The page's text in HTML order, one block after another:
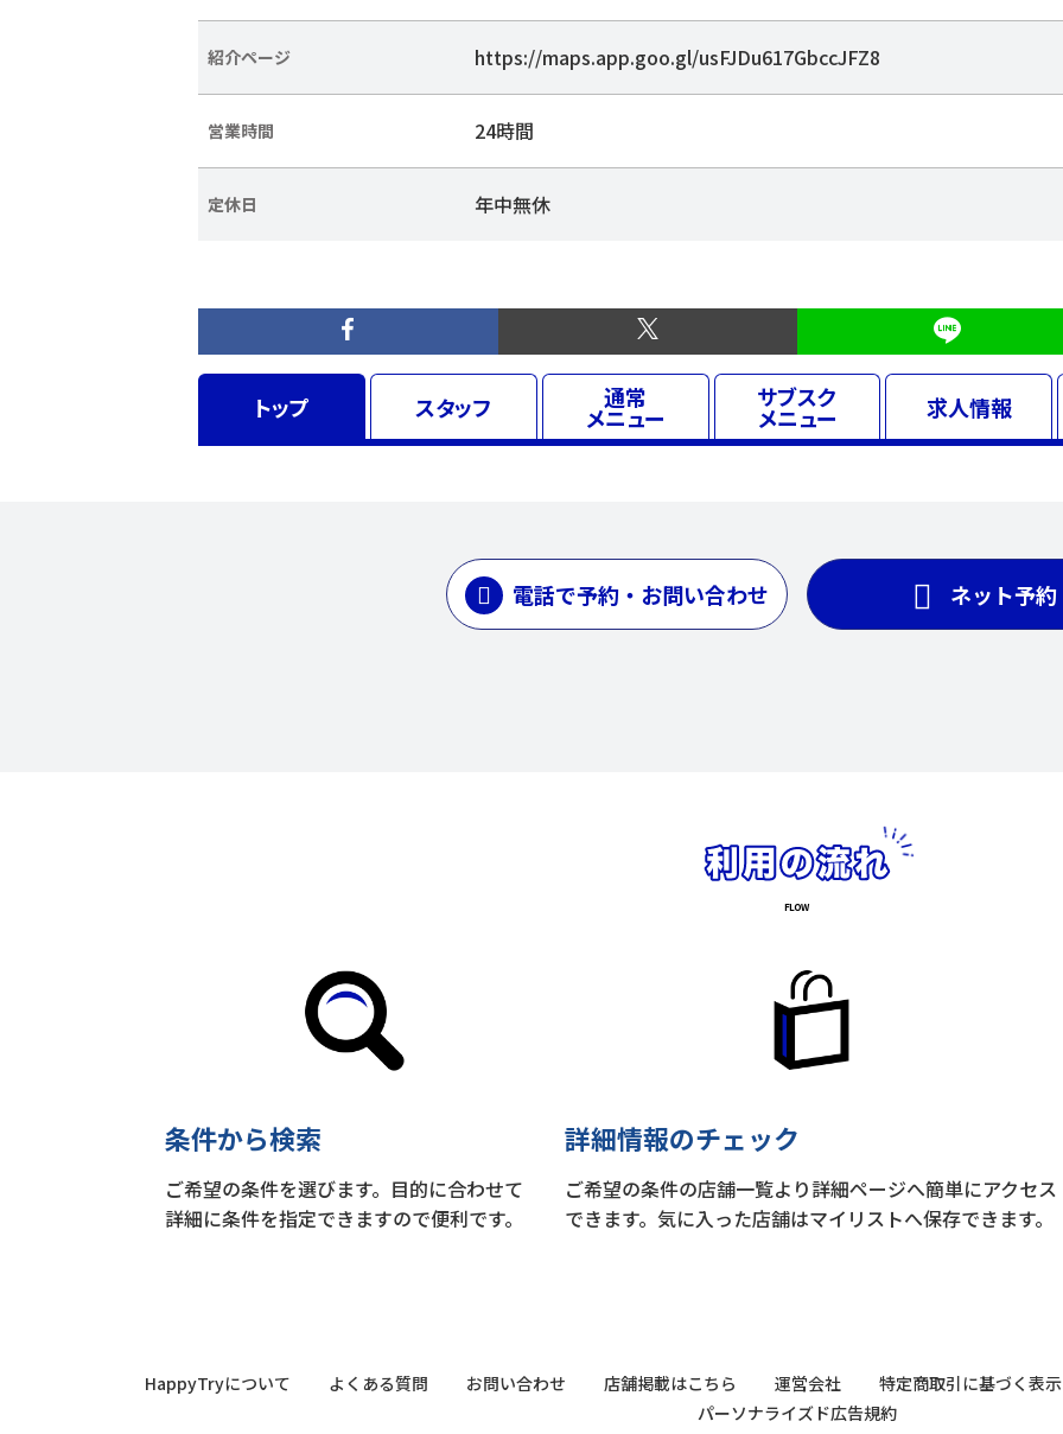
紹介ページ https://maps.app.goo.gl/usFJDu617GbccJFZ8
営業時間 24時間
定休日 年中無休
トップ スタッフ 通常
メニュー
サブスク
メニュー 求人情報
ネット予約
電話で予約・お問い合わせ
条件から検索
ご希望の条件を選びます。目的に合わせて
詳細に条件を指定できますので便利です。
詳細情報のチェック
ご希望の条件の店舗一覧より詳細ページへ簡単にアクセス
できます。気に入った店舗はマイリストへ保存できます。
HappyTryについて よくある質問 お問い合わせ 店舗掲載はこちら 運営会社
特定商取引に基づく表示
パーソナライズド広告規約